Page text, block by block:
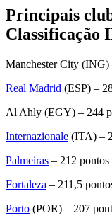
Principais
Classificação
Manchester City (ING)
Real Madrid (ESP) –
Al Ahly (EGY) – 244
Internazionale (ITA) –
Palmeiras – 212 pontos
Fortaleza – 211,5
Porto (POR) – 207